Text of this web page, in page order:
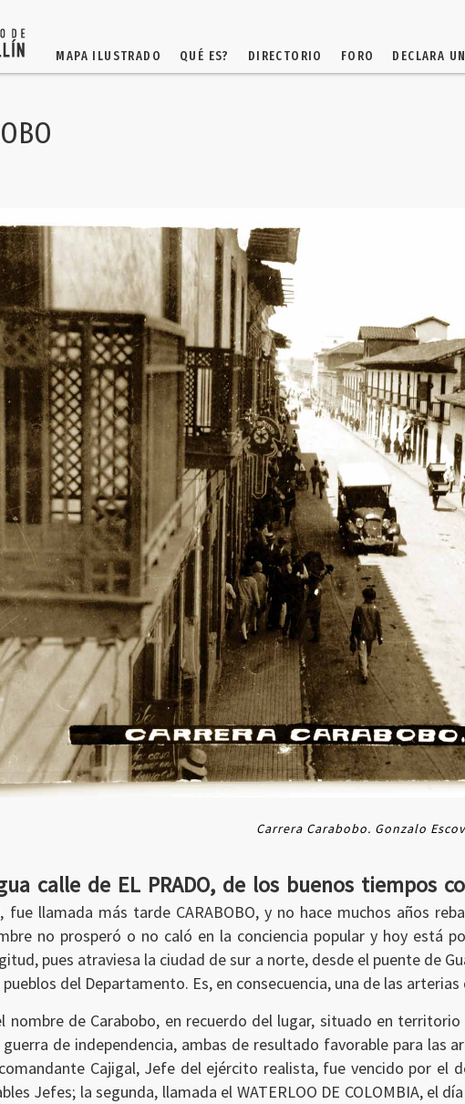
MAPA ILUSTRADO QUÉ ES? DIRECTORIO FORO DECLARA
Carrera Carabobo. Gonzalo
calle de EL PRADO, de los buenos tiempos
, fue llamada más tarde CARABOBO, y no hace muchos años
no prosperó o no caló en la conciencia popular y hoy está
pues atraviesa la ciudad de sur a norte, desde el puente de
del Departamento. Es, en consecuencia, una de las
nombre de Carabobo, en recuerdo del lugar, situado en
de independencia, ambas de resultado favorable para las
Cajigal, Jefe del ejército realista, fue vencido por el
Jefes; la segunda, llamada el WATERLOO DE COLOMBIA, el